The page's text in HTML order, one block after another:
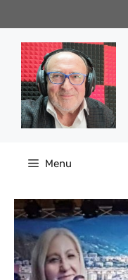
al
contenuto
Menu